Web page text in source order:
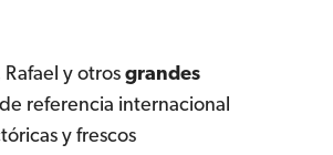
y otros grandes
referencia internacional
y frescos